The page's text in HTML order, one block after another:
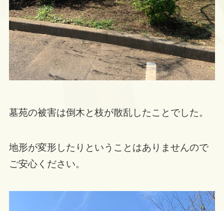
墓苑の被害は倒木と枝が散乱したことでした。
地形が変形したりということはありませんので
ご安心ください。